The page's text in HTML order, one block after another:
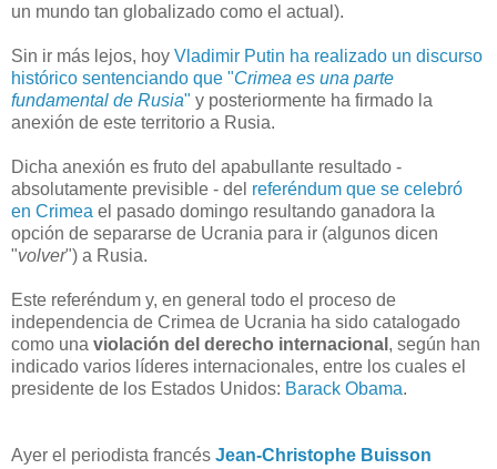
un mundo tan globalizado como el actual).
Sin ir más lejos, hoy Vladimir Putin ha realizado un discurso
histórico sentenciando que "Crimea es una parte
fundamental de Rusia" y posteriormente ha firmado la
anexión de este territorio a Rusia.
Dicha anexión es fruto del apabullante resultado -
absolutamente previsible - del referéndum que se celebró
en Crimea el pasado domingo resultando ganadora la
opción de separarse de Ucrania para ir (algunos dicen
"volver") a Rusia.
Este referéndum y, en general todo el proceso de
independencia de Crimea de Ucrania ha sido catalogado
como una violación del derecho internacional , según han
indicado varios líderes internacionales, entre los cuales el
presidente de los Estados Unidos: Barack Obama.
Ayer el periodista francés Jean-Christophe Buisson